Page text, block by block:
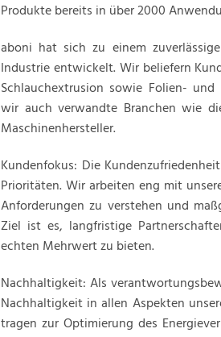
Produkte bereits in über 2000
aboni hat sich zu einem
Industrie entwickelt. Wir beliefern
Schlauchextrusion sowie Folien- und
wir auch verwandte Branchen wie
Maschinenhersteller.
Kundenfokus: Die
Prioritäten. Wir arbeiten eng mit
Anforderungen zu verstehen und
Ziel ist es, langfristige
echten Mehrwert zu bieten.
Nachhaltigkeit: Als
Nachhaltigkeit in allen Aspekten
tragen zur Optimierung des